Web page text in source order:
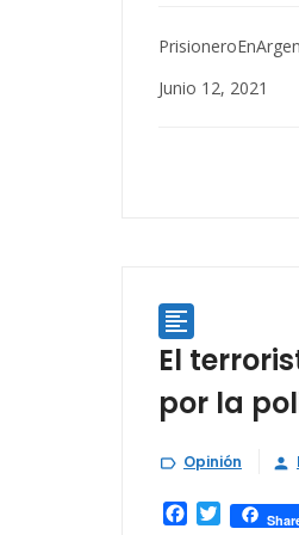
Junio 12, 2021

El
por la
 Opinión 
Facebook
Twitter